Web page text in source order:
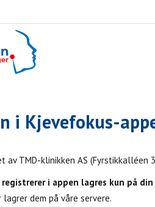
i Kjevefokus-
av TMD-klinikken AS
i appen lagres kun på
dem på våre servere.